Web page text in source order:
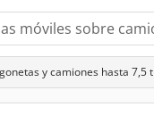
y camiones hasta 7,5 t